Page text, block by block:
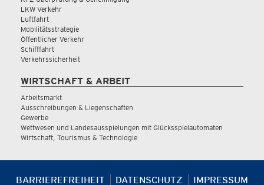
LKW Verkehr
Luftfahrt
Mobilitätsstrategie
Öffentlicher Verkehr
Schifffahrt
Verkehrssicherheit
WIRTSCHAFT & ARBEIT
Arbeitsmarkt
Ausschreibungen & Liegenschaften
Gewerbe
Wettwesen und Landesausspielungen mit Glücksspielautomaten
Wirtschaft, Tourismus & Technologie
BARRIEREFREIHEIT DATENSCHUTZ IMPRESSUM